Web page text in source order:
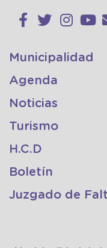
Municipalidad
Agenda
Noticias
Turismo
H.C.D
Boletín
Juzgado de